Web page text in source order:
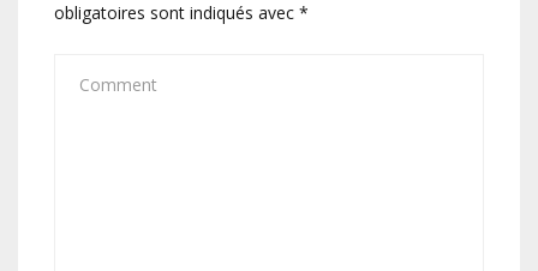
obligatoires sont indiqués avec *